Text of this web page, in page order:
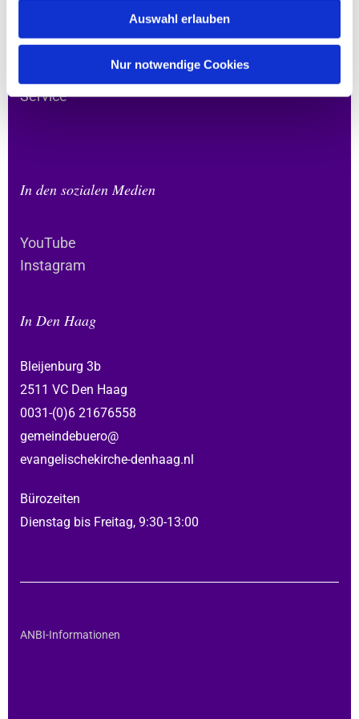
Auswahl erlauben
Nur notwendige Cookies
Da sein
Verbunden bleiben
Service
In den sozialen Medien
YouTube
Instagram
In Den Haag
Bleijenburg 3b
2511 VC Den Haag
0031-(0)6 21676558
gemeindebuero@
evangelischekirche-denhaag.nl
Bürozeiten
Dienstag bis Freitag, 9:30-13:00
ANBI-Informationen